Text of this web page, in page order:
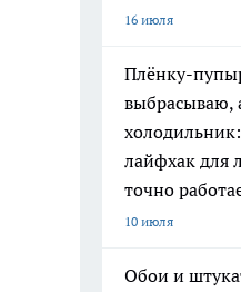
16 июля
Плёнку-
выбрасываю,
лайфхак для
точно
10 июля
Обои и